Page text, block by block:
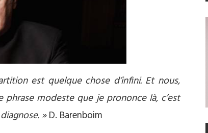
est quelque chose d’infini. Et nous,
phrase modeste que je prononce là, c’est
»D. Barenboim